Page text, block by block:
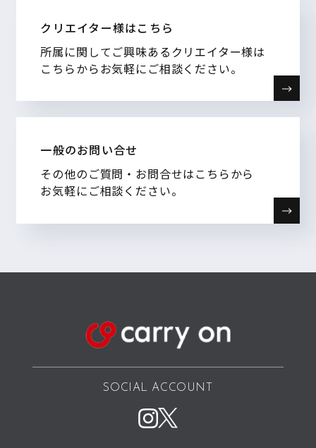
クリエイター様はこちら
所属に関してご興味あるクリエイター様は
こちらからお気軽にご相談ください。
一般のお問い合せ
その他のご質問・お問合せはこちらから
お気軽にご相談ください。
SOCIAL ACCOUNT